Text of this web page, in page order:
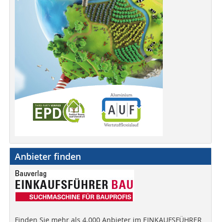
Anbieter finden
Finden Sie mehr als 4.000 Anbieter im EINKAUFSFÜHRER